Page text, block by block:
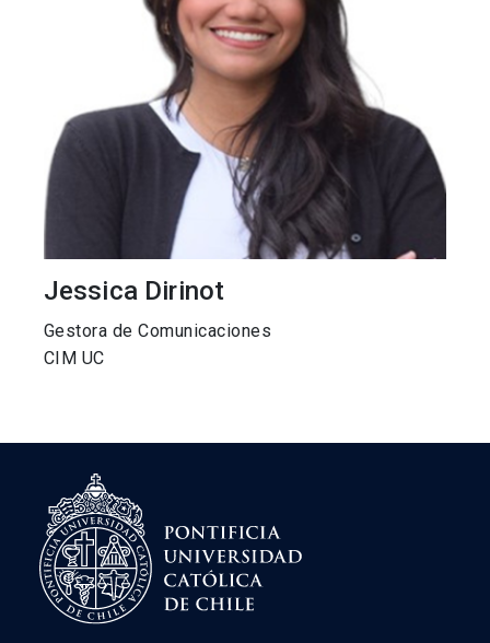
Jessica Dirinot
Gestora de Comunicaciones
CIM UC